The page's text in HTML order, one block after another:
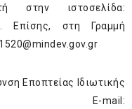
στην ιστοσελίδα:
. Επίσης, στη Γραμμή
1520@mindev.gov.gr
Εποπτείας Ιδιωτικής
E-mail: